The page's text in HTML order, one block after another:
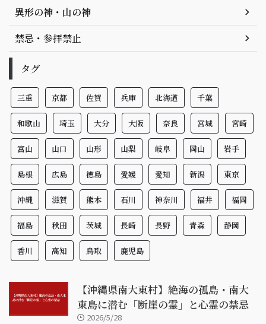
異形の神・山の神
禁忌・参拝禁止
タグ
三重 京都 佐賀 兵庫 北海道 千葉
和歌山 埼玉 大分 大阪 奈良 宮城 宮崎
富山 山口 山形 山梨 岐阜 岡山 岩手
島根 広島 徳島 愛媛 愛知 新潟 東京
沖縄 滋賀 熊本 石川 神奈川 福井 福岡
福島 秋田 茨城 長崎 長野 青森 静岡
香川 高知 鳥取 鹿児島
【沖縄県南大東村】絶海の孤島・南大
東島に潜む「断崖の霊」と心霊の禁忌
2026/5/28